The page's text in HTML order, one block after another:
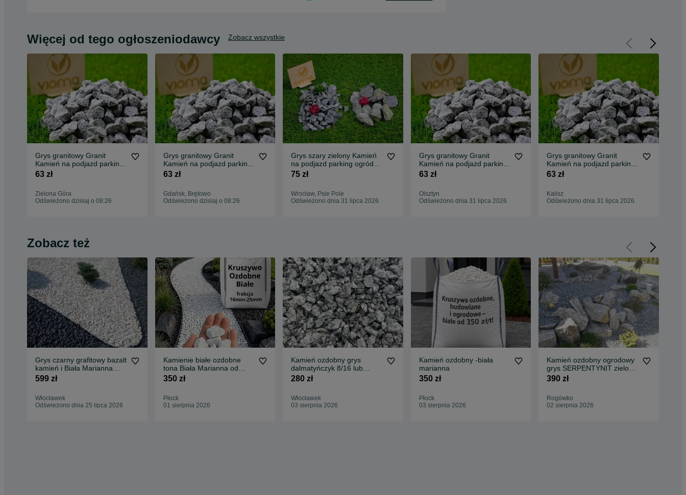
Więcej od tego ogłoszeniodawcy Zobacz wszystkie
Grys granitowy Granit
Kamień na podjazd parking
ogród Transport Tanio
63 zł
Zielona Góra
Odświeżono dzisiaj o 08:26
Grys granitowy Granit
Kamień na podjazd parking
ogród Transport Tanio
63 zł
Gdańsk, Brętowo
Odświeżono dzisiaj o 08:26
Grys szary zielony Kamień
na podjazd parking ogród
Transport Tanio
75 zł
Wrocław, Psie Pole
Odświeżono dnia 31 lipca 2026
Grys granitowy Granit
Kamień na podjazd parking
ogród Transport Tanio
63 zł
Olsztyn
Odświeżono dnia 31 lipca 2026
Grys granitowy Granit
Kamień na podjazd parking
ogród Transport Tanio
63 zł
Kalisz
Odświeżono dnia 31 lipca 2026
Zobacz też
Grys czarny grafitowy bazalt
kamień i Biała Marianna
tona z dostawą
599 zł
Włocławek
Odświeżono dnia 25 lipca 2026
Kamienie białe ozdobne
tona Biała Marianna od
350zł tona
350 zł
Płock
01 sierpnia 2026
Kamień ozdobny grys
dalmatyńczyk 8/16 lub
16/22 nie otoczak
280 zł
Włocławek
03 sierpnia 2026
Kamień ozdobny -biała
marianna
350 zł
Płock
03 sierpnia 2026
Kamień ozdobny ogrodowy
grys SERPENTYNIT zielono
niebieski
390 zł
Rogówko
02 sierpnia 2026